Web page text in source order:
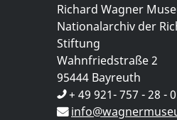
Richard Wagner
Nationalarchiv der
Stiftung
Wahnfriedstraße 2
95444 Bayreuth
+ 49 921- 757 - 28 - 0